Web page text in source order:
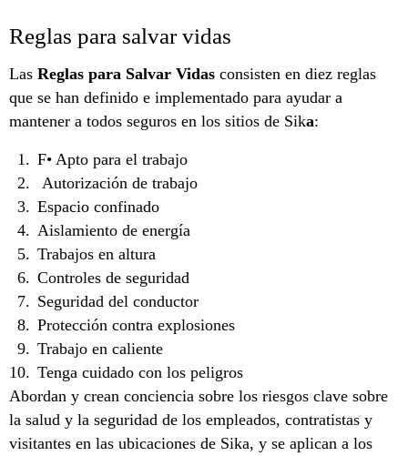
Reglas para salvar vidas
Las Reglas para Salvar Vidas consisten en diez reglas
que se han definido e implementado para ayudar a
mantener a todos seguros en los sitios de Sika:
F• Apto para el trabajo
Autorización de trabajo
Espacio confinado
Aislamiento de energía
Trabajos en altura
Controles de seguridad
Seguridad del conductor
Protección contra explosiones
Trabajo en caliente
Tenga cuidado con los peligros
Abordan y crean conciencia sobre los riesgos clave sobre
la salud y la seguridad de los empleados, contratistas y
visitantes en las ubicaciones de Sika, y se aplican a los